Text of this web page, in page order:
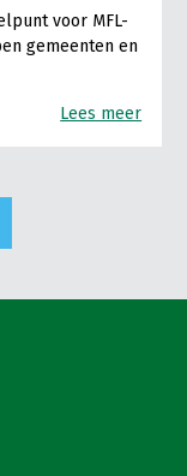
voor MFL-
gemeenten en
Lees meer